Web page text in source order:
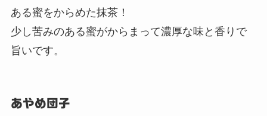
ある蜜をからめた抹茶！
少し苦みのある蜜がからまって濃厚な味と香りで
旨いです。
あやめ団子